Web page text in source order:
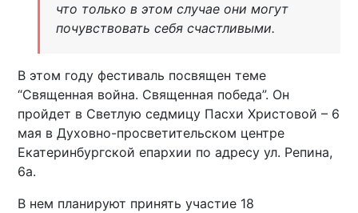
что только в этом случае они могут
почувствовать себя счастливыми.
В этом году фестиваль посвящен теме
“Священная война. Священная победа”. Он
пройдет в Светлую седмицу Пасхи Христовой – 6
мая в Духовно-просветительском центре
Екатеринбургской епархии по адресу ул. Репина,
6а.
В нем планируют принять участие 18